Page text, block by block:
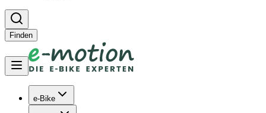
Finden
e-Bike